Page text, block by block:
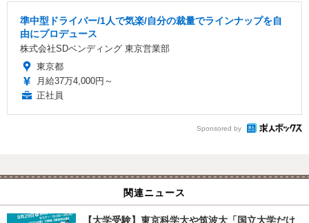
準中型ドライバー/1人で気楽/自分の裁量でラインナップを自
由にプロデュース
株式会社SDベンディング 東京営業部
東京都
月給37万4,000円～
正社員
Sponsored by
関連ニュース
【大学受験】東京科学大や筑波大「国立大学だけ